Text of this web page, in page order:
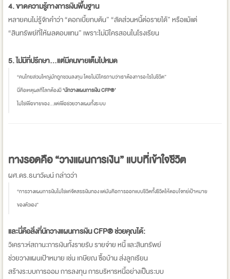
4. ขาดความรู้ทางการเงินพื้นฐาน
หลายคนไม่รู้จักคำว่า “ดอกเบี้ยทบต้น” “สัดส่วนหนี้ต่อรายได้” หรือแม้แต่
“สินทรัพย์ที่ให้ผลตอบแทน” เพราะไม่มีใครสอนในโรงเรียน
5. ไม่มีที่ปรึกษา…แต่มีคนขายเต็มไปหมด
“คนไทยส่วนใหญ่มักถูกชวนลงทุน โดยไม่มีใครถามว่าเราต้องการอะไรในชีวิต”
นี่คือเหตุผลที่โลกต้องมี‘นักวางแผนการเงิน CFP®’
ไม่ใช่เพื่อขายของ…แต่เพื่อช่วยวางแผนทั้งระบบ
ทางรอดคือ “วางแผนการเงิน” แบบที่เข้าใจชีวิต
ผศ.ดร.ธนาวัฒน์ กล่าวว่า
“การวางแผนการเงินไม่ใช่แค่จัดสรรเงินทอง แต่มันคือการออกแบบชีวิตทั้งชีวิตให้ตอบโจทย์เป้าหมาย
ของตัวเอง”
และนี่คือสิ่งที่นักวางแผนการเงิน CFP® ช่วยคุณได้:
วิเคราะห์สถานะการเงินทั้งรายรับ รายจ่าย หนี้ และสินทรัพย์
ช่วยวางแผนเป้าหมาย เช่น เกษียณ ซื้อบ้าน ส่งลูกเรียน
สร้างระบบการออม การลงทุน การบริหารหนี้อย่างเป็นระบบ